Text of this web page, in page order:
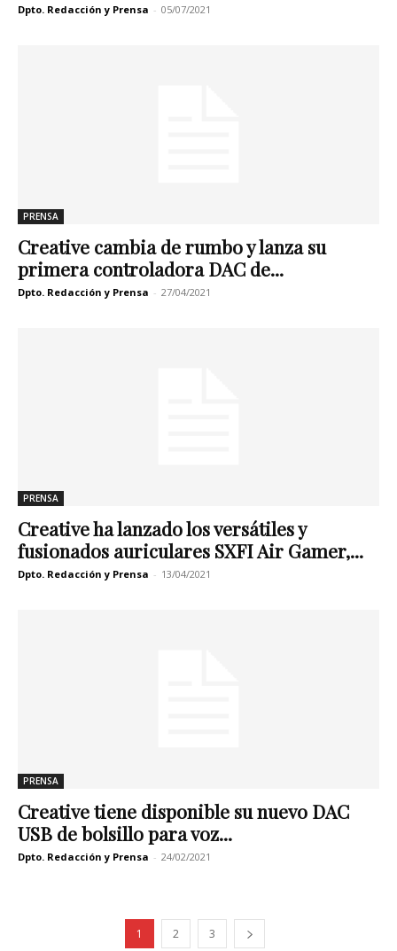
Dpto. Redacción y Prensa - 05/07/2021
PRENSA
Creative cambia de rumbo y lanza su
primera controladora DAC de...
Dpto. Redacción y Prensa - 27/04/2021
PRENSA
Creative ha lanzado los versátiles y
fusionados auriculares SXFI Air Gamer,...
Dpto. Redacción y Prensa - 13/04/2021
PRENSA
Creative tiene disponible su nuevo DAC
USB de bolsillo para voz...
Dpto. Redacción y Prensa - 24/02/2021
1 2 3